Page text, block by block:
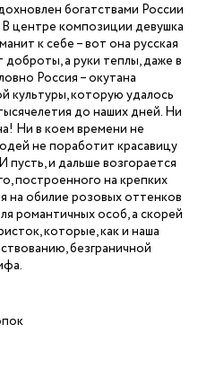
богатствами России
центре композиции девушка
к себе – вот она русская
доброты, а руки теплы, даже в
Россия – окутана
культуры, которую удалось
до наших дней. Ни
Ни в коем времени не
не поработит красавицу
и дальше возгорается
построенного на крепких
на обилие розовых оттенков
романтичных особ, а скорей
которые, как и наша
безграничной